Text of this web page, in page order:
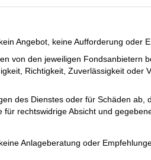
Angebot, keine Aufforderung oder
von den jeweiligen Fondsanbietern
Richtigkeit, Zuverlässigkeit
des Dienstes oder für Schäden
rechtswidrige Absicht und
Anlageberatung oder